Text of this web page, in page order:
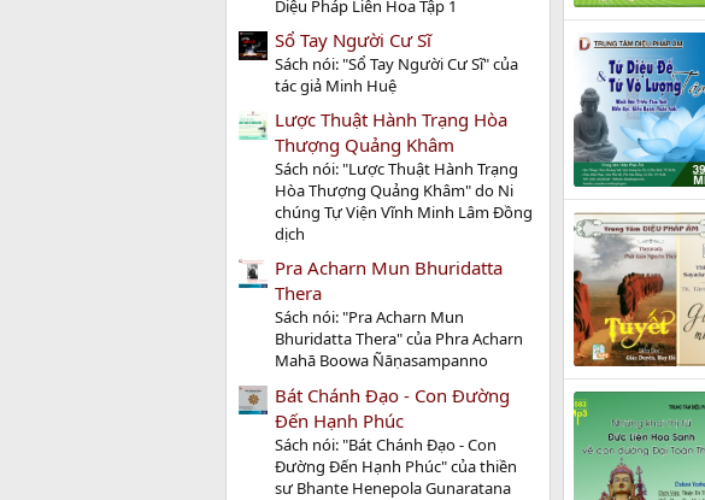
Diệu Pháp Liên Hoa Tập 1
Sổ Tay Người Cư Sĩ
Sách nói: "Sổ Tay Người Cư Sĩ" của
tác giả Minh Huệ
Lược Thuật Hành Trạng Hòa
Thượng Quảng Khâm
Sách nói: "Lược Thuật Hành Trạng
Hòa Thượng Quảng Khâm" do Ni
chúng Tự Viện Vĩnh Minh Lâm Đồng
dịch
Pra Acharn Mun Bhuridatta
Thera
Sách nói: "Pra Acharn Mun
Bhuridatta Thera" của Phra Acharn
Mahā Boowa Ñāṇasampanno
Bát Chánh Đạo - Con Đường
Đến Hạnh Phúc
Sách nói: "Bát Chánh Đạo - Con
Đường Đến Hạnh Phúc" của thiền
sư Bhante Henepola Gunaratana